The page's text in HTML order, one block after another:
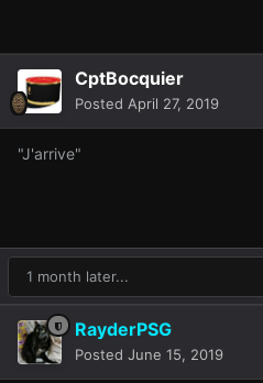
CptBocquier
Posted April 27, 2019
"J'arrive"
1 month later...
RayderPSG
Posted June 15, 2019